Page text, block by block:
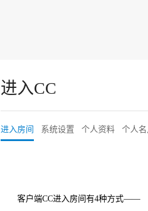
进入CC
进入房间 系统设置 个人资料 个人
客户端CC进入房间有4种方式——